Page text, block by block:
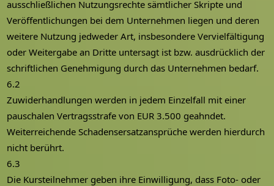
ausschließlichen Nutzungsrechte sämtlicher Skripte und
Veröffentlichungen bei dem Unternehmen liegen und deren
weitere Nutzung jedweder Art, insbesondere Vervielfältigung
oder Weitergabe an Dritte untersagt ist bzw. ausdrücklich der
schriftlichen Genehmigung durch das Unternehmen bedarf.
6.2
Zuwiderhandlungen werden in jedem Einzelfall mit einer
pauschalen Vertragsstrafe von EUR 3.500 geahndet.
Weiterreichende Schadensersatzansprüche werden hierdurch
nicht berührt.
6.3
Die Kursteilnehmer geben ihre Einwilligung, dass Foto- oder